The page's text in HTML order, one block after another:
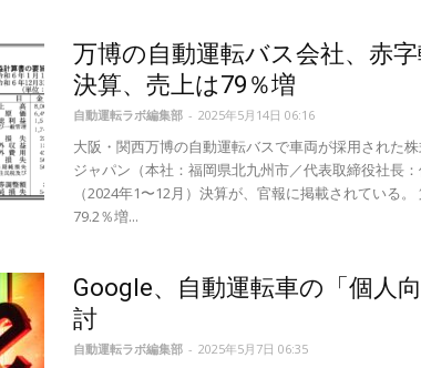
動
運
万博の自動運転バス会社、赤
決算、売上は79％増
自動運転ラボ編集部 - 2025年5月14日 06:16
大阪・関西万博の自動運転バスで車両が採用された株
ジャパン（本社：福岡県北九州市／代表取締役社長
（2024年1〜12月）決算が、官報に掲載されている
79.2％増...
Google、自動運転車の「個人
討
自動運転ラボ編集部 - 2025年5月7日 06:35